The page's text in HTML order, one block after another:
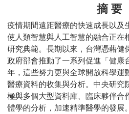
摘 要
疫情期間遠距醫療的快速成長以及
使人類智慧與人工智慧的融合正在
研究典範。長期以來，台灣憑藉健
政府部會推動了一系列促進「健康
年，這些努力更與全球開放科學運
醫療資料的收集與分析。中央研究
極與多個大型資料庫、臨床夥伴合
體學的分析，加速精準醫學的發展。